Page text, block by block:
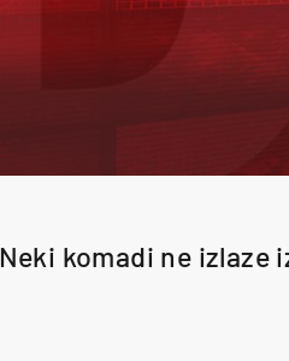
Neki komadi ne izlaze